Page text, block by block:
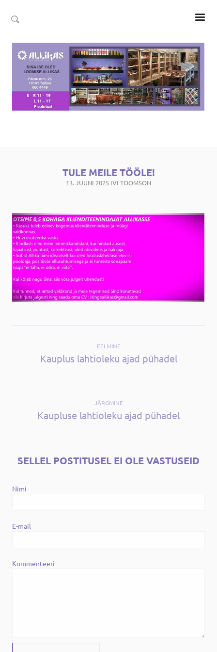
TULE MEILE TÖÖLE!
13. JUUNI 2025 IVI TOOMSON
EELMINE
Kauplus lahtioleku ajad pühadel
JÄRGMINE
Kaupluse lahtioleku ajad pühadel
SELLEL POSTITUSEL EI OLE VASTUSEID
Nimi
E-mail
Kommenteeri